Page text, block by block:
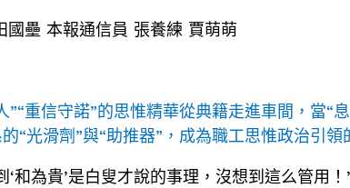
國壘 本報通信員 張養練 賈萌萌
”“重信守諾”的思惟精華從典籍走進車間，當
“光滑劑”與“助推器”，成為職工思惟政治引領
‘和為貴’是白叟才說的事理，沒想到這么管用